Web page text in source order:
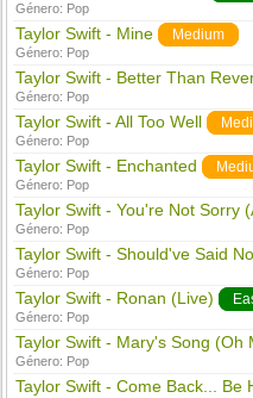
Género: Pop
Taylor Swift - Mine Medium
Género: Pop
Taylor Swift - Better Than
Género: Pop
Taylor Swift - All Too Well
Género: Pop
Taylor Swift - Enchanted
Género: Pop
Taylor Swift - You're Not Sorry
Género: Pop
Taylor Swift - Should've Said
Género: Pop
Taylor Swift - Ronan (Live)
Género: Pop
Taylor Swift - Mary's Song (Oh
Género: Pop
Taylor Swift - Come Back... Be